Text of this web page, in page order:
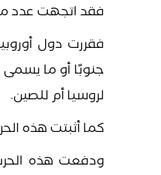
فقد اتجهت عدد من
فقررت دول
جنوبًا أو ما
لروسيا أم للصين.
كما أثبتت هذه
ودفعت هذه